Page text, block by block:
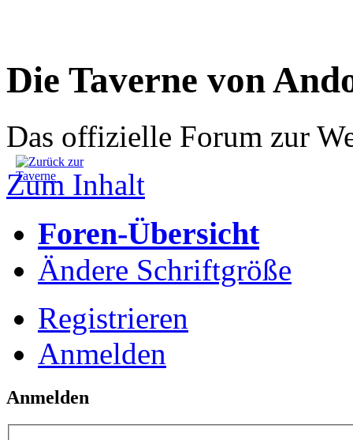
Die Taverne von
Das offizielle Forum zur
Zum Inhalt
Foren-Übersicht
Ändere Schriftgröße
Registrieren
Anmelden
Anmelden